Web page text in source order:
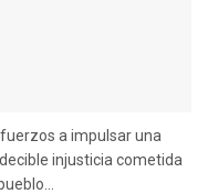
a impulsar una
injusticia cometida